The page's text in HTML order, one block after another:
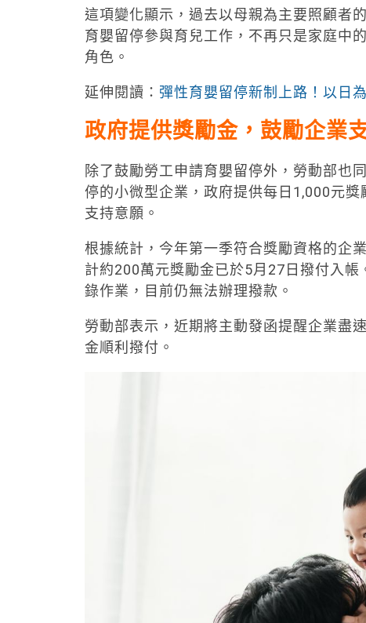
這項變化顯示，過去以母親為主要照顧者
育嬰留停參與育兒工作，不再只是家庭中
角色。
延伸閱讀： 彈性育嬰留停新制上路！以日
政府提供獎勵金，鼓勵企業
除了鼓勵勞工申請育嬰留停外，勞動部也
停的小微型企業，政府提供每日1,000元
支持意願。
根據統計，今年第一季符合獎勵資格的企
計約200萬元獎勵金已於5月27日撥付入
錄作業，目前仍無法辦理撥款。
勞動部表示，近期將主動發函提醒企業盡
金順利撥付。